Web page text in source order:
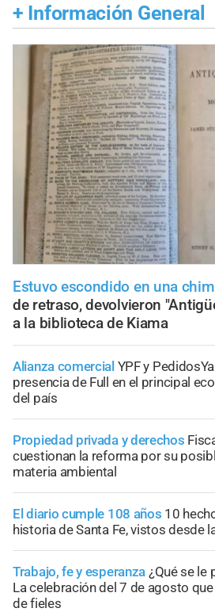
+ Información General
Estuvo escondido en una
de retraso, devolvieron
a la biblioteca de Kiama
Alianza comercial YPF y
presencia de Full en el principal
del país
Propiedad privada y derechos
cuestionan la reforma por su
materia ambiental
El diario cumple 108 años 10
historia de Santa Fe, vistos desde
Trabajo, fe y esperanza ¿Qué se le
La celebración del 7 de agosto
de fieles